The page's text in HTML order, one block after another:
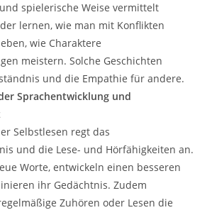
spielerische Weise vermittelt
lernen, wie man mit Konflikten
wie Charaktere
meistern. Solche Geschichten
und die Empathie für andere.
Sprachentwicklung und
Selbstlesen regt das
und die Lese- und Hörfähigkeiten an.
Worte, entwickeln einen besseren
ihr Gedächtnis. Zudem
Zuhören oder Lesen die